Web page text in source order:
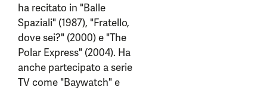
ha recitato in "Balle
Spaziali" (1987), "Fratello,
dove sei?" (2000) e "The
Polar Express" (2004). Ha
anche partecipato a serie
TV come "Baywatch" e